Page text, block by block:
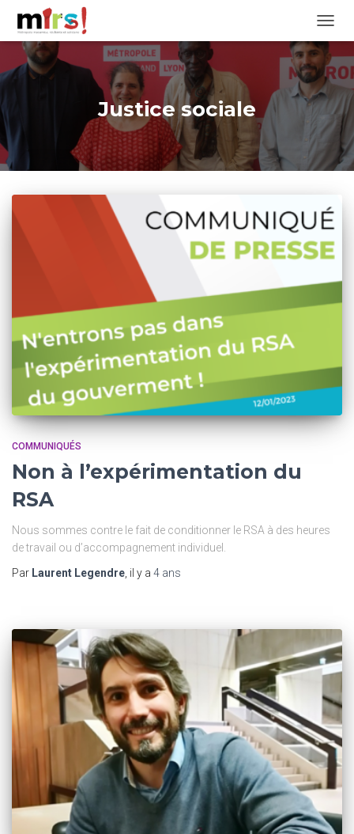
Justice sociale
COMMUNIQUÉS
Non à l’expérimentation du
RSA
Nous sommes contre le fait de conditionner le RSA à des heures
de travail ou d’accompagnement individuel.
Par Laurent Legendre , il y a 4 ans